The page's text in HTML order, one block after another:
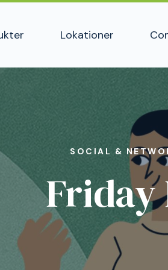
Lokationer
SOCIAL &
Friday